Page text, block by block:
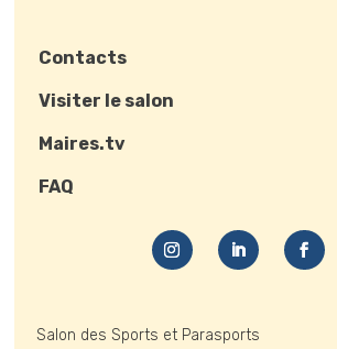
Contacts
Visiter le salon
Maires.tv
FAQ
Salon des Sports et Parasports